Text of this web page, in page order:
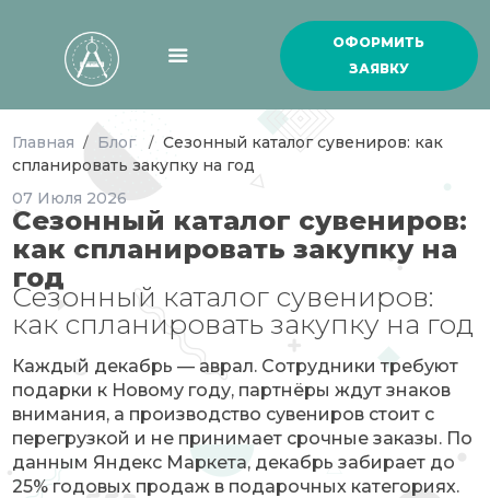
ОФОРМИТЬ
ЗАЯВКУ
Главная / Блог / Сезонный каталог сувениров: как
спланировать закупку на год
07 Июля 2026
Сезонный каталог сувениров:
как спланировать закупку на
год
Сезонный каталог сувениров:
как спланировать закупку на год
Каждый декабрь — аврал. Сотрудники требуют
подарки к Новому году, партнёры ждут знаков
внимания, а производство сувениров стоит с
перегрузкой и не принимает срочные заказы. По
данным Яндекс Маркета, декабрь забирает до
25% годовых продаж в подарочных категориях.